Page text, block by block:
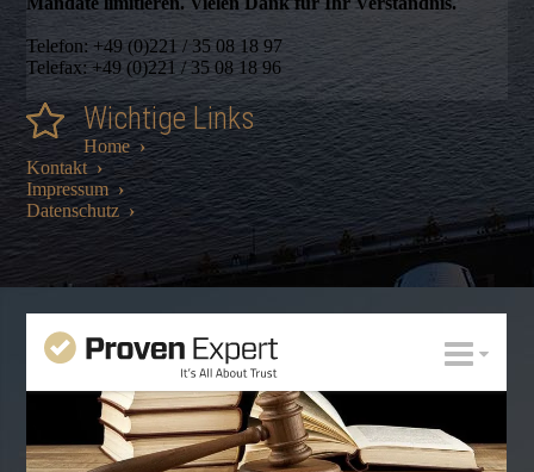
Telefon: +49 (0)221 / 35 08 18 97
Telefax: +49 (0)221 / 35 08 18 96
Wichtige Links
Home ›
Kontakt ›
Impressum ›
Datenschutz ›